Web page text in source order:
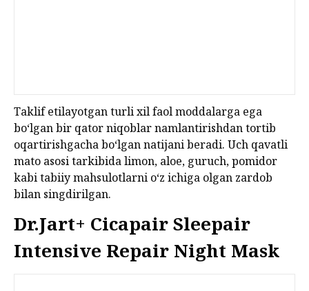
Taklif etilayotgan turli xil faol moddalarga ega
bo‘lgan bir qator niqoblar namlantirishdan tortib
oqartirishgacha bo‘lgan natijani beradi. Uch qavatli
mato asosi tarkibida limon, aloe, guruch, pomidor
kabi tabiiy mahsulotlarni o‘z ichiga olgan zardob
bilan singdirilgan.
Dr.Jart+ Cicapair Sleepair
Intensive Repair Night Mask